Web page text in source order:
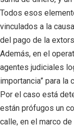
Todos esos
vinculados a la
del pago de la
Además, en el
agentes judiciales
importancia” para la
Por el caso está
están prófugos un
calle, en el marco